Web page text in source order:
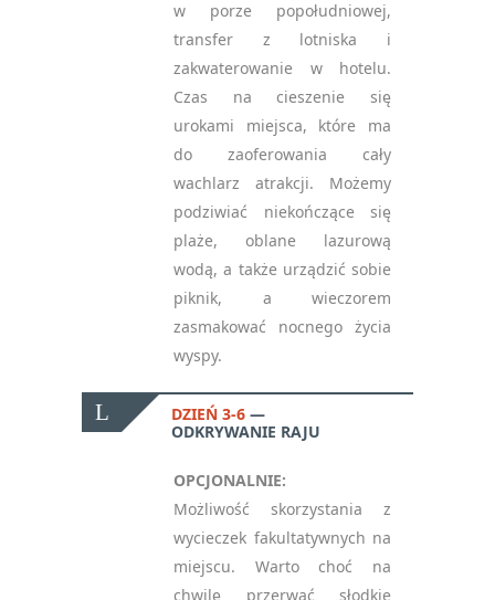
w porze popołudniowej,
transfer z lotniska i
zakwaterowanie w hotelu.
Czas na cieszenie się
urokami miejsca, które ma
do zaoferowania cały
wachlarz atrakcji. Możemy
podziwiać niekończące się
plaże, oblane lazurową
wodą, a także urządzić sobie
piknik, a wieczorem
zasmakować nocnego życia
wyspy.
DZIEŃ 3-6
ODKRYWANIE RAJU
OPCJONALNIE:
Możliwość skorzystania z
wycieczek fakultatywnych na
miejscu. Warto choć na
chwilę przerwać słodkie